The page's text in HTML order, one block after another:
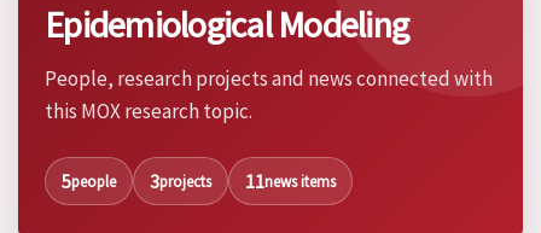
Epidemiological Modeling
People, research projects and news connected with
this MOX research topic.
5people 3projects 11news items